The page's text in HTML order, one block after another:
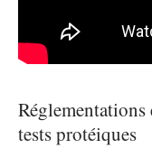
Réglementations
tests protéiques